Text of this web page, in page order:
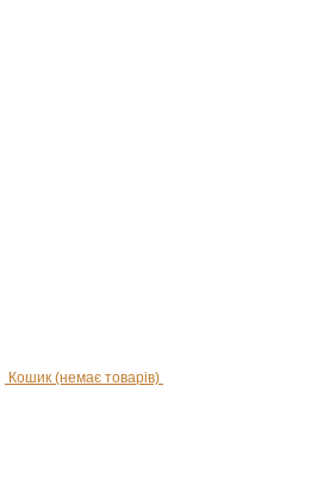
Кошик (немає товарів)